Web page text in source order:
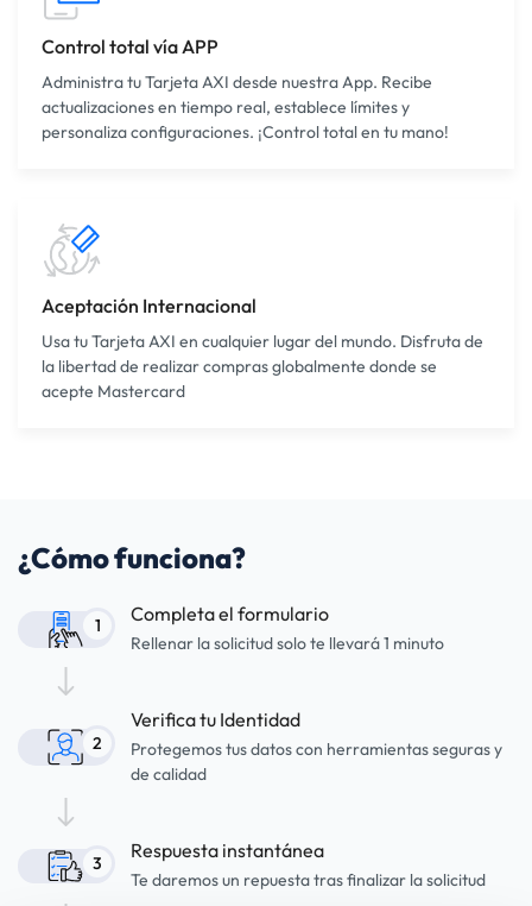
Control total vía APP
Administra tu Tarjeta AXI desde nuestra App. Recibe
actualizaciones en tiempo real, establece límites y
personaliza configuraciones. ¡Control total en tu mano!
Aceptación Internacional
Usa tu Tarjeta AXI en cualquier lugar del mundo. Disfruta de
la libertad de realizar compras globalmente donde se
acepte Mastercard
¿Cómo funciona?
1 Completa el formulario
Rellenar la solicitud solo te llevará 1 minuto
2
Verifica tu Identidad
Protegemos tus datos con herramientas seguras y
de calidad
3
Respuesta instantánea
Te daremos un repuesta tras finalizar la solicitud